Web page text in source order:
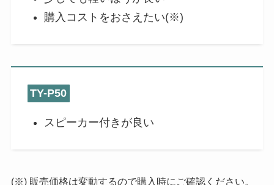
購入コストをおさえたい(※)
TY-P50
スピーカー付きが良い
(※) 販売価格は変動するので購入時にご確認ください。